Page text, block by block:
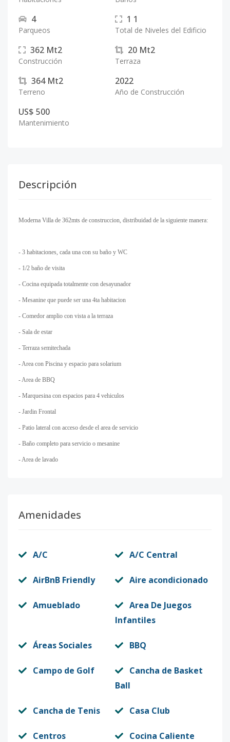
4
Parqueos
1 1
Total de Niveles del Edificio
362 Mt2
Construcción
20 Mt2
Terraza
364 Mt2
Terreno
2022
Año de Construcción
US$ 500
Mantenimiento
Descripción
Moderna Villa de 362mts de construccion, distribuidad de la siguiente manera:
- 3 habitaciones, cada una con su baño y WC
- 1/2 baño de visita
- Cocina equipada totalmente con desayunador
- Mesanine que puede ser una 4ta habitacion
- Comedor amplio con vista a la terraza
- Sala de estar
- Terraza semitechada
- Area con Piscina y espacio para solarium
- Area de BBQ
- Marquesina con espacios para 4 vehiculos
- Jardin Frontal
- Patio lateral con acceso desde el area de servicio
- Baño completo para servicio o mesanine
- Area de lavado
Amenidades
A/C A/C Central
AirBnB Friendly Aire acondicionado
Amueblado
Area De Juegos
Infantiles
Áreas Sociales BBQ
Campo de Golf
Cancha de Basket
Ball
Cancha de Tenis Casa Club
Centros
Cocina Caliente